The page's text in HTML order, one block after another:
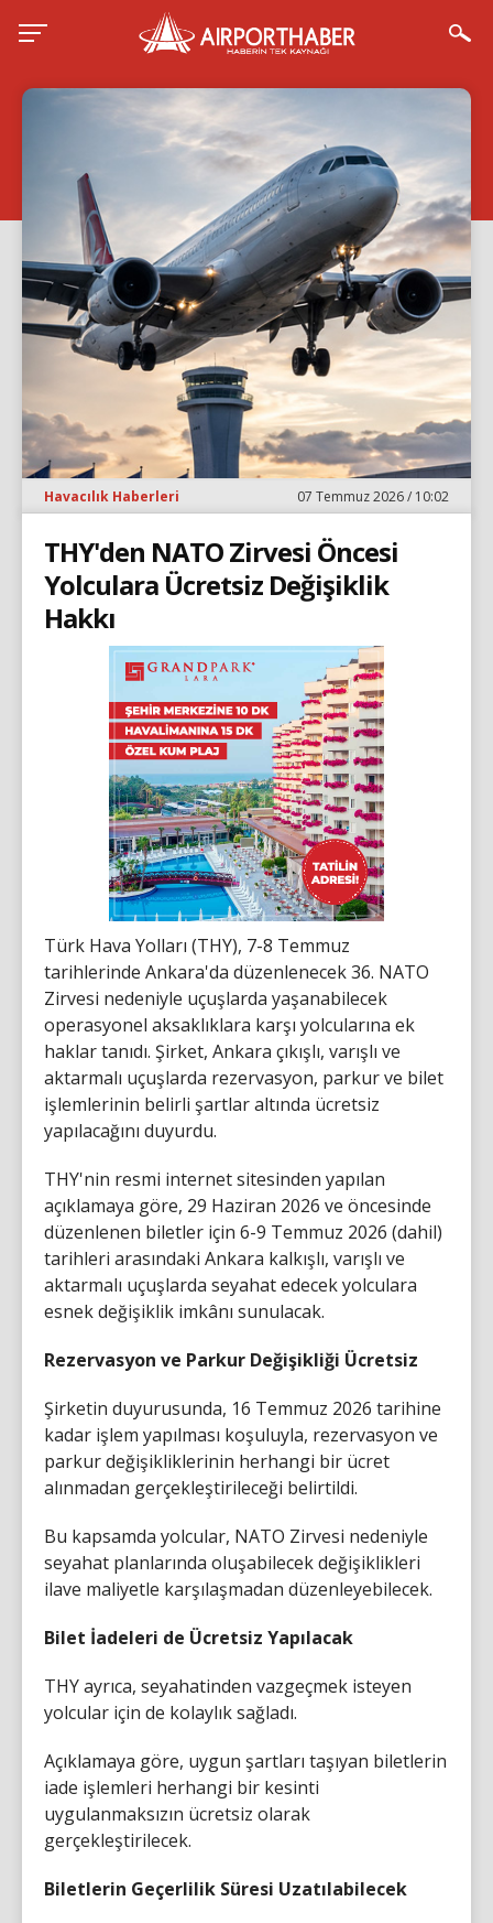
Havacılık Haberleri 07 Temmuz 2026 / 10:02
THY'den NATO Zirvesi Öncesi
Yolculara Ücretsiz Değişiklik
Hakkı
Türk Hava Yolları (THY), 7-8 Temmuz
tarihlerinde Ankara'da düzenlenecek 36. NATO
Zirvesi nedeniyle uçuşlarda yaşanabilecek
operasyonel aksaklıklara karşı yolcularına ek
haklar tanıdı. Şirket, Ankara çıkışlı, varışlı ve
aktarmalı uçuşlarda rezervasyon, parkur ve bilet
işlemlerinin belirli şartlar altında ücretsiz
yapılacağını duyurdu.
THY'nin resmi internet sitesinden yapılan
açıklamaya göre, 29 Haziran 2026 ve öncesinde
düzenlenen biletler için 6-9 Temmuz 2026 (dahil)
tarihleri arasındaki Ankara kalkışlı, varışlı ve
aktarmalı uçuşlarda seyahat edecek yolculara
esnek değişiklik imkânı sunulacak.
Rezervasyon ve Parkur Değişikliği Ücretsiz
Şirketin duyurusunda, 16 Temmuz 2026 tarihine
kadar işlem yapılması koşuluyla, rezervasyon ve
parkur değişikliklerinin herhangi bir ücret
alınmadan gerçekleştirileceği belirtildi.
Bu kapsamda yolcular, NATO Zirvesi nedeniyle
seyahat planlarında oluşabilecek değişiklikleri
ilave maliyetle karşılaşmadan düzenleyebilecek.
Bilet İadeleri de Ücretsiz Yapılacak
THY ayrıca, seyahatinden vazgeçmek isteyen
yolcular için de kolaylık sağladı.
Açıklamaya göre, uygun şartları taşıyan biletlerin
iade işlemleri herhangi bir kesinti
uygulanmaksızın ücretsiz olarak
gerçekleştirilecek.
Biletlerin Geçerlilik Süresi Uzatılabilecek